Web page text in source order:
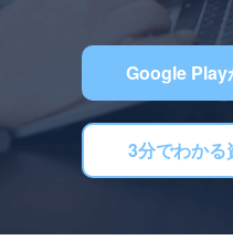
Google Play
3分でわかる